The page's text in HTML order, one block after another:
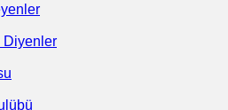
Diyenler